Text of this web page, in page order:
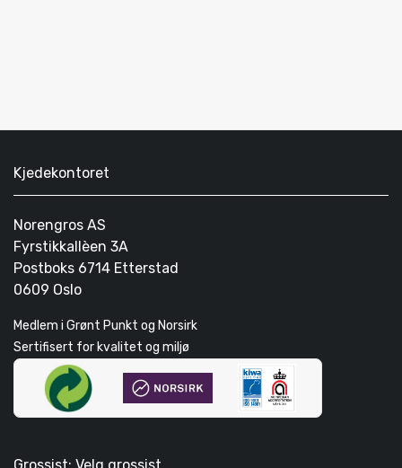
Kjedekontoret
Norengros AS
Fyrstikkallèen 3A
Postboks 6714 Etterstad
0609 Oslo
Medlem i Grønt Punkt og Norsirk
Sertifisert for kvalitet og miljø